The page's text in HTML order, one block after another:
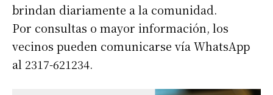
brindan diariamente a la comunidad.
Por consultas o mayor información, los
vecinos pueden comunicarse vía WhatsApp
al 2317-621234.